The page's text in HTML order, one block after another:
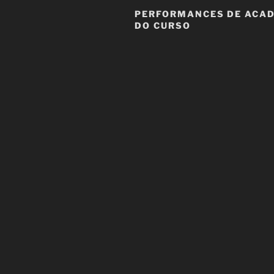
PERFORMANCES DE
DO CURSO